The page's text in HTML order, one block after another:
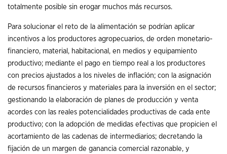
totalmente posible sin erogar muchos más recursos.
Para solucionar el reto de la alimentación se podrían aplicar
incentivos a los productores agropecuarios, de orden monetario-
financiero, material, habitacional, en medios y equipamiento
productivo; mediante el pago en tiempo real a los productores
con precios ajustados a los niveles de inflación; con la asignación
de recursos financieros y materiales para la inversión en el sector;
gestionando la elaboración de planes de producción y venta
acordes con las reales potencialidades productivas de cada ente
productivo; con la adopción de medidas efectivas que propicien el
acortamiento de las cadenas de intermediarios; decretando la
fijación de un margen de ganancia comercial razonable, y